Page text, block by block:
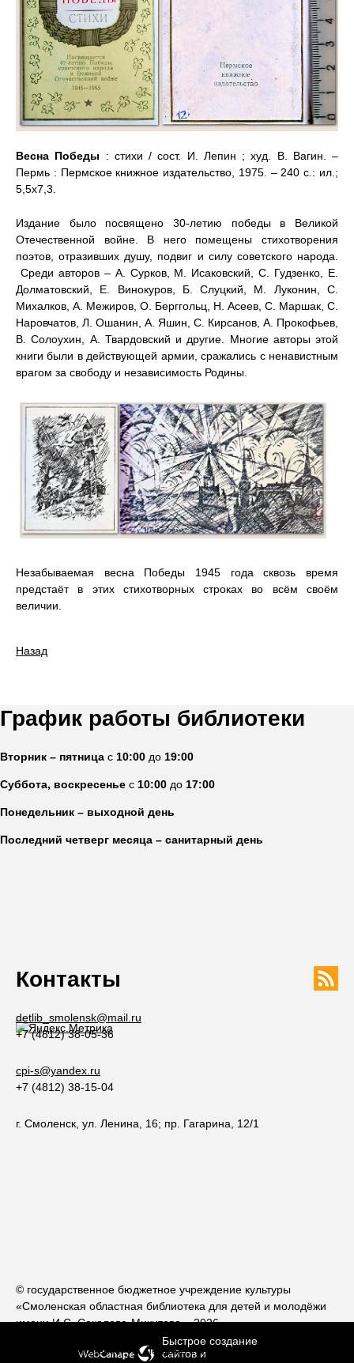
Весна Победы : стихи / сост. И. Лепин ; худ. В. Вагин. –
Пермь : Пермское книжное издательство, 1975. – 240 с.: ил.;
5,5х7,3.
Издание было посвящено 30-летию победы в Великой
Отечественной войне. В него помещены стихотворения
поэтов, отразивших душу, подвиг и силу советского народа.
Среди авторов – А. Сурков, М. Исаковский, С. Гудзенко, Е.
Долматовский, Е. Винокуров, Б. Слуцкий, М. Луконин, С.
Михалков, А. Межиров, О. Берггольц, Н. Асеев, С. Маршак, С.
Наровчатов, Л. Ошанин, А. Яшин, С. Кирсанов, А. Прокофьев,
В. Солоухин, А. Твардовский и другие. Многие авторы этой
книги были в действующей армии, сражались с ненавистным
врагом за свободу и независимость Родины.
Незабываемая весна Победы 1945 года сквозь время
предстаёт в этих стихотворных строках во всём своём
величии.
Назад
Быстрое создание
сайтови
Контакты
detlib_smolensk@mail.ru
+7 (4812) 38-05-36
cpi-s@yandex.ru
+7 (4812) 38-15-04
г. Смоленск, ул. Ленина, 16; пр. Гагарина, 12/1
График работы библиотеки
Вторник – пятница с 10:00 до 19:00
Суббота, воскресенье с 10:00 до 17:00
Понедельник – выходной день
Последний четверг месяца – санитарный день
© государственное бюджетное учреждение культуры
«Смоленская областная библиотека для детей и молодёжи
имени И.С. Соколова-Микитова», 2026
214000, г. Смоленск, ул. Ленина, 16; 214018, г. Смоленск, пр.